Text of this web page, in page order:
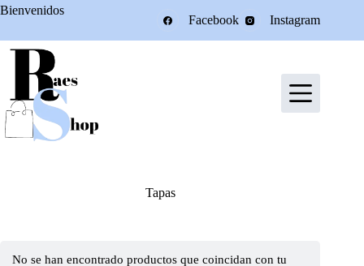
Saltar
Bienvenidos
Facebook Instagram
Tapas
No se han encontrado productos que coincidan con tu